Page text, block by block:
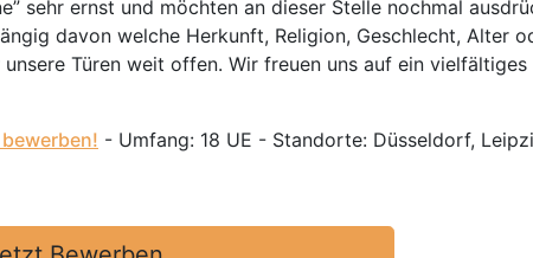
sehr ernst und möchten an dieser Stelle nochmal
davon welche Herkunft, Religion, Geschlecht, Alter
Türen weit offen. Wir freuen uns auf ein
- Umfang: 18 UE - Standorte: Düsseldorf,